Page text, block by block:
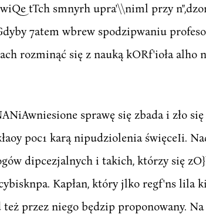
tTch smnyrh upra'\\niml przy
7atem wbrew spodzipwaniu
rozminąć się z nauką kORf'ioła
sprawę się zbada i zło
poc1 karą nipudziolenia święceIi.
dipcezjalnych i takich, którzy się
Kapłan, który jlko regf'ns lila
też przez niego będzip proponowany.